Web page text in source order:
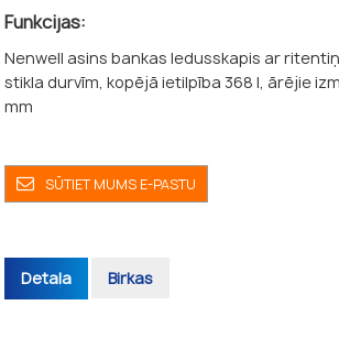
Funkcijas:
Nenwell asins bankas ledusskapis ar
stikla durvīm, kopējā ietilpība 368 l, ārējie
mm
SŪTIET MUMS E-PASTU
Detaļa Birkas